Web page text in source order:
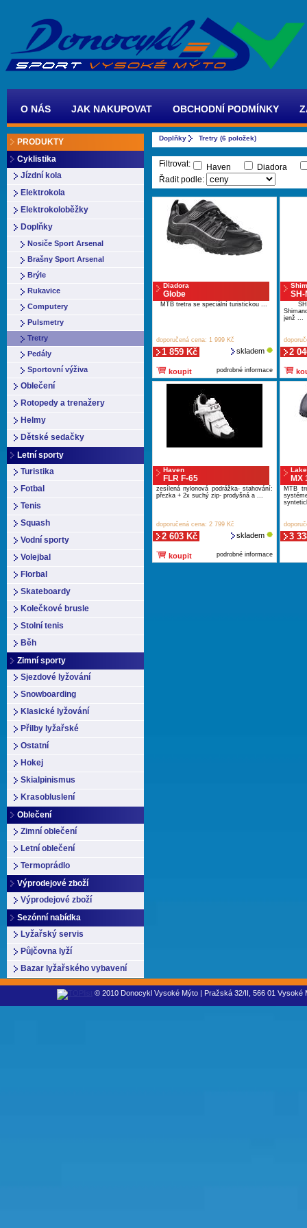
O NÁS JAK NAKUPOVAT OBCHODNÍ PODMÍNKY
PRODUKTY
Cyklistika
Jízdní kola
Elektrokola
Elektrokoloběžky
Doplňky
Nosiče Sport Arsenal
Brašny Sport Arsenal
Brýle
Rukavice
Computery
Pulsmetry
Tretry
Pedály
Sportovní výživa
Oblečení
Rotopedy a trenažery
Helmy
Dětské sedačky
Letní sporty
Turistika
Fotbal
Tenis
Squash
Vodní sporty
Volejbal
Florbal
Skateboardy
Kolečkové brusle
Stolní tenis
Běh
Zimní sporty
Sjezdové lyžování
Snowboarding
Klasické lyžování
Přilby lyžařské
Ostatní
Hokej
Skialpinismus
Krasobluslení
Oblečení
Zimní oblečení
Letní oblečení
Termoprádlo
Výprodejové zboží
Výprodejové zboží
Sezónní nabídka
Lyžařský servis
Půjčovna lyží
Bazar lyžařského vybavení
Doplňky Tretry (6 položek)
Filtrovat: Haven
Diadora
Řadit podle:
Diadora
Globe
MTB tretra se speciální turistickou ...
doporučená cena: 1 999 Kč
1 859 Kč skladem
koupit podrobné informace
SH-
jenž ...
2
Haven
FLR F-65
zesílená nylonová podrážka- stahování:
přezka + 2x suchý zip- prodyšná a ...
doporučená cena: 2 799 Kč
2 603 Kč skladem
koupit podrobné informace
Lake
MX
MTB
3
© 2010 Donocykl Vysoké Mýto | Pražská 32/II, 566 01 Vysoké